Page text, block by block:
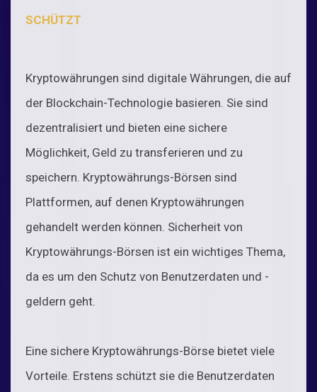
SCHÜTZT
Kryptowährungen sind digitale Währungen, die auf
der Blockchain-Technologie basieren. Sie sind
dezentralisiert und bieten eine sichere
Möglichkeit, Geld zu transferieren und zu
speichern. Kryptowährungs-Börsen sind
Plattformen, auf denen Kryptowährungen
gehandelt werden können. Sicherheit von
Kryptowährungs-Börsen ist ein wichtiges Thema,
da es um den Schutz von Benutzerdaten und -
geldern geht.
Eine sichere Kryptowährungs-Börse bietet viele
Vorteile. Erstens schützt sie die Benutzerdaten